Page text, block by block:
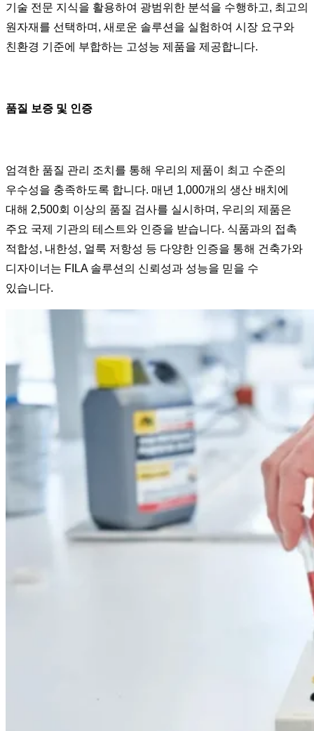
기술 전문 지식을 활용하여 광범위한 분석을 수행하고, 최고의
원자재를 선택하며, 새로운 솔루션을 실험하여 시장 요구와
친환경 기준에 부합하는 고성능 제품을 제공합니다.
품질 보증 및 인증
엄격한 품질 관리 조치를 통해 우리의 제품이 최고 수준의
우수성을 충족하도록 합니다. 매년 1,000개의 생산 배치에
대해 2,500회 이상의 품질 검사를 실시하며, 우리의 제품은
주요 국제 기관의 테스트와 인증을 받습니다. 식품과의 접촉
적합성, 내한성, 얼룩 저항성 등 다양한 인증을 통해 건축가와
디자이너는 FILA 솔루션의 신뢰성과 성능을 믿을 수
있습니다.